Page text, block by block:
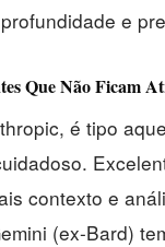
e
Que Não Ficam
é tipo
contexto e
(ex-Bard)